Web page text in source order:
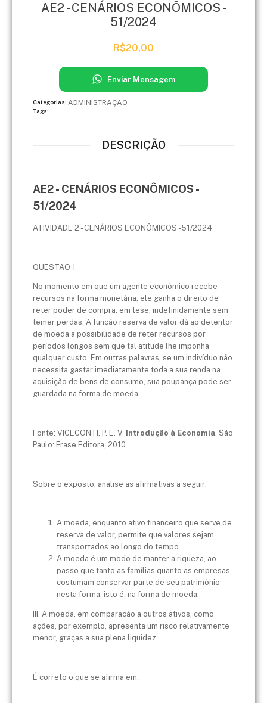
AE2 - CENÁRIOS ECONÔMICOS -
51/2024
R$20,00
Enviar Mensagem
Categorias: ADMINISTRAÇÃO
Tags:
DESCRIÇÃO
AE2 - CENÁRIOS ECONÔMICOS -
51/2024
ATIVIDADE 2 - CENÁRIOS ECONÔMICOS - 51/2024
QUESTÃO 1
No momento em que um agente econômico recebe
recursos na forma monetária, ele ganha o direito de
reter poder de compra, em tese, indefinidamente sem
temer perdas. A função reserva de valor dá ao detentor
de moeda a possibilidade de reter recursos por
períodos longos sem que tal atitude lhe imponha
qualquer custo. Em outras palavras, se um indivíduo não
necessita gastar imediatamente toda a sua renda na
aquisição de bens de consumo, sua poupança pode ser
guardada na forma de moeda.
Fonte: VICECONTI, P. E. V. Introdução à Economia. São
Paulo: Frase Editora, 2010.
Sobre o exposto, analise as afirmativas a seguir:
A moeda, enquanto ativo financeiro que serve de
reserva de valor, permite que valores sejam
transportados ao longo do tempo.
A moeda é um modo de manter a riqueza, ao
passo que tanto as famílias quanto as empresas
costumam conservar parte de seu patrimônio
nesta forma, isto é, na forma de moeda.
III. A moeda, em comparação a outros ativos, como
ações, por exemplo, apresenta um risco relativamente
menor, graças a sua plena liquidez.
É correto o que se afirma em: